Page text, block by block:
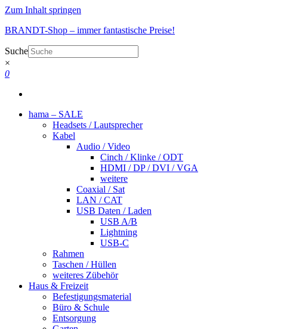
Zum Inhalt springen
BRANDT-Shop – immer fantastische Preise!
Suche
×
0
hama – SALE
Headsets / Lautsprecher
Kabel
Audio / Video
Cinch / Klinke / ODT
HDMI / DP / DVI / VGA
weitere
Coaxial / Sat
LAN / CAT
USB Daten / Laden
USB A/B
Lightning
USB-C
Rahmen
Taschen / Hüllen
weiteres Zübehör
Haus & Freizeit
Befestigungsmaterial
Büro & Schule
Entsorgung